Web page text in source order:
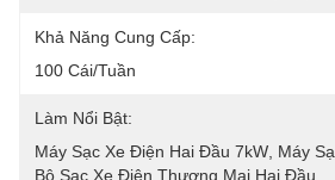
Khả Năng Cung Cấp:
100 Cái/tuần
Làm Nổi Bật:
Máy Sạc Xe Điện Hai Đầu 7kW Máy
Bộ Sạc Xe Điện Thương Mại Hai Đầu